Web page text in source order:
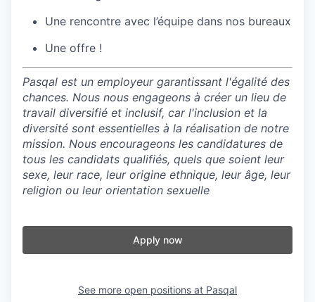
Une rencontre avec l’équipe dans nos bureaux
Une offre !
Pasqal est un employeur garantissant l'égalité des
chances. Nous nous engageons à créer un lieu de
travail diversifié et inclusif, car l'inclusion et la
diversité sont essentielles à la réalisation de notre
mission. Nous encourageons les candidatures de
tous les candidats qualifiés, quels que soient leur
sexe, leur race, leur origine ethnique, leur âge, leur
religion ou leur orientation sexuelle
Apply now
See more open positions at Pasqal